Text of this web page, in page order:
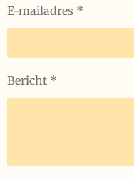
E-mailadres *
Bericht *